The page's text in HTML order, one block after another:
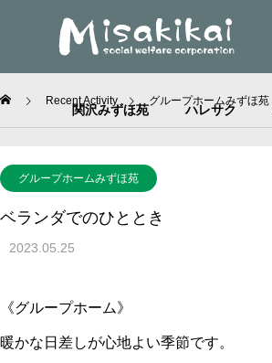
HOME 社会福祉法人美咲会
関沢みずほ苑 ハレサク
Recent Activity グループホームみずほ苑
グループホームみずほ苑
ベランダでのひととき
2023.05.25
《グループホーム》
暖かな日差しが心地よい季節です。